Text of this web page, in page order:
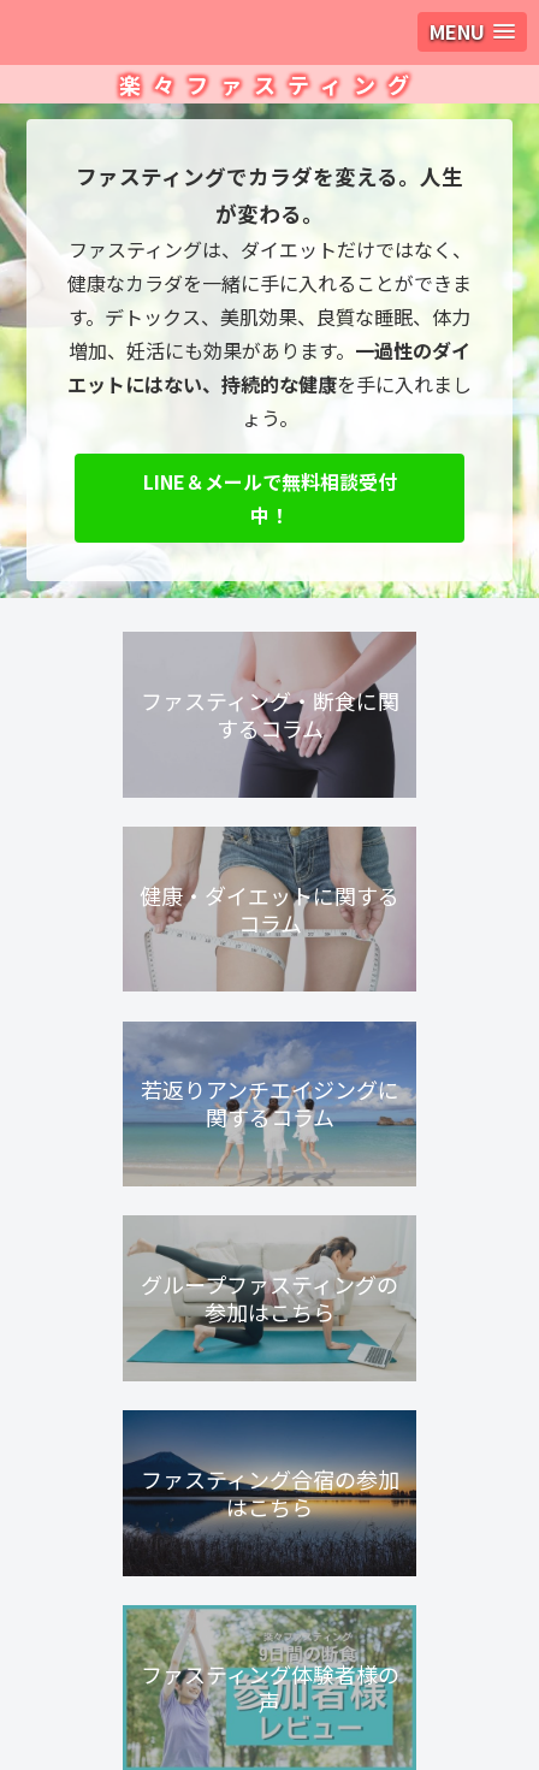
MENU
楽々ファスティング
ファスティングでカラダを変える。人生
が変わる。
ファスティングは、ダイエットだけではなく、
健康なカラダを一緒に手に入れることができま
す。デトックス、美肌効果、良質な睡眠、体力
増加、妊活にも効果があります。 一過性のダイ
エットにはない、持続的な健康を手に入れまし
ょう。
LINE＆メールで無料相談受付
中！
ファスティング・断食に関
するコラム
健康・ダイエットに関する
コラム
若返りアンチエイジングに
関するコラム
グループファスティングの
参加はこちら
ファスティング合宿の参加
はこちら
ファスティング体験者様の
声